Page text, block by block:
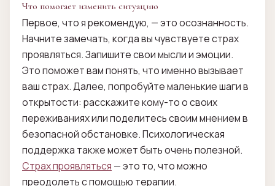
Что помогает изменить ситуацию
Первое, что я рекомендую, — это осознанность.
Начните замечать, когда вы чувствуете страх
проявляться. Запишите свои мысли и эмоции.
Это поможет вам понять, что именно вызывает
ваш страх. Далее, попробуйте маленькие шаги в
открытости: расскажите кому-то о своих
переживаниях или поделитесь своим мнением в
безопасной обстановке. Психологическая
поддержка также может быть очень полезной.
Страх проявляться — это то, что можно
преодолеть с помощью терапии.